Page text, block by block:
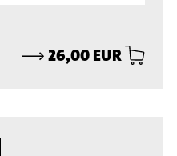
⟶26,00 EUR